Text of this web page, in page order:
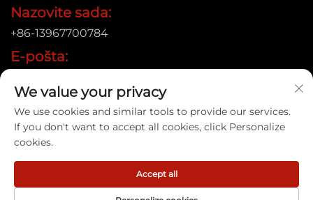
Nazovite sada:
+86-13967700784
E-pošta:
Autorsko pravo © 2025 Ruian Xinye Packaging Machine Co.,
We value your privacy
We use cookies and similar tools to provide our services.
If you don't want to accept all cookies, click Personalize
cookies.
Accept all